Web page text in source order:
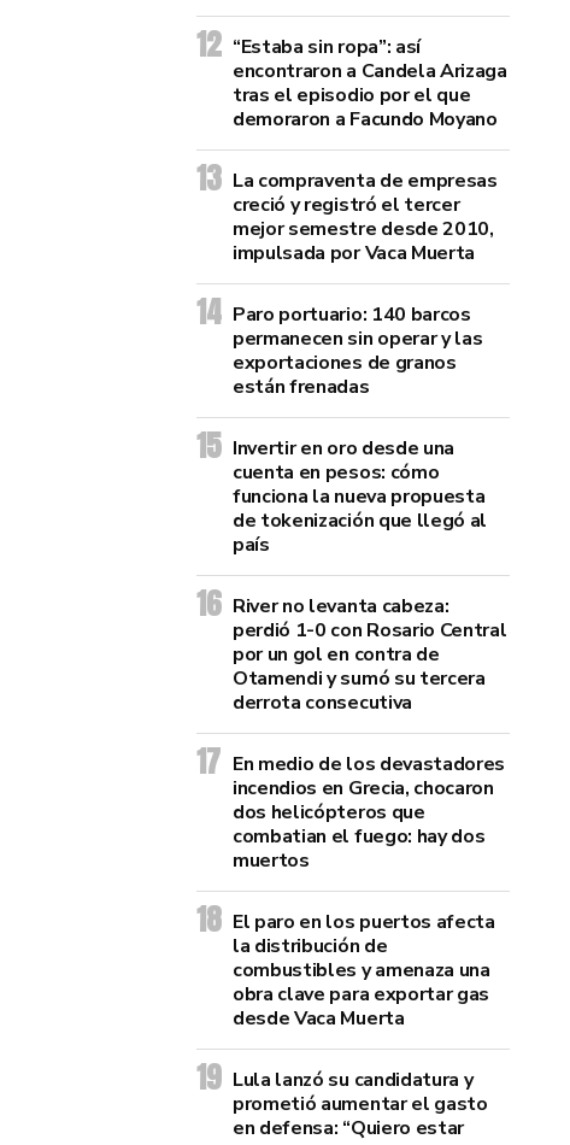
“Estaba sin ropa”: así
encontraron a Candela Arizaga
tras el episodio por el que
demoraron a Facundo Moyano
La compraventa de empresas
creció y registró el tercer
mejor semestre desde 2010,
impulsada por Vaca Muerta
Paro portuario: 140 barcos
permanecen sin operar y las
exportaciones de granos
están frenadas
Invertir en oro desde una
cuenta en pesos: cómo
funciona la nueva propuesta
de tokenización que llegó al
país
River no levanta cabeza:
perdió 1-0 con Rosario Central
por un gol en contra de
Otamendi y sumó su tercera
derrota consecutiva
En medio de los devastadores
incendios en Grecia, chocaron
dos helicópteros que
combatian el fuego: hay dos
muertos
El paro en los puertos afecta
la distribución de
combustibles y amenaza una
obra clave para exportar gas
desde Vaca Muerta
Lula lanzó su candidatura y
prometió aumentar el gasto
en defensa: “Quiero estar